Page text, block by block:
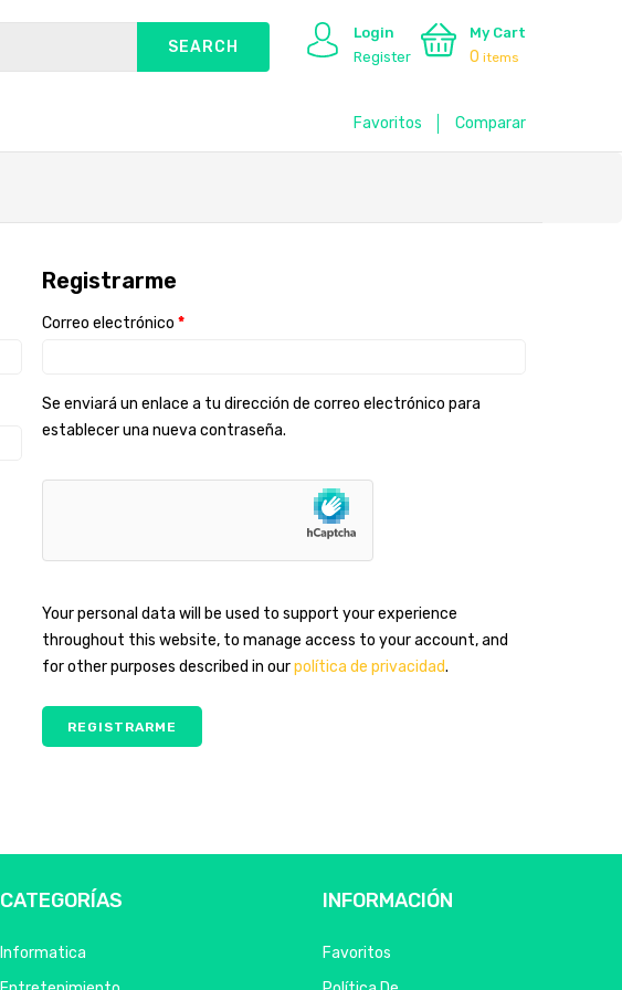
Login
Register
My Cart
0 items
Favoritos Comparar
Registrarme
Correo electrónico *
Se enviará un enlace a tu dirección de correo electrónico para
establecer una nueva contraseña.
Your personal data will be used to support your experience
throughout this website, to manage access to your account, and
for other purposes described in ourpolítica de privacidad.
REGISTRARME
CATEGORÍAS
Informatica
INFORMACIÓN
Favoritos